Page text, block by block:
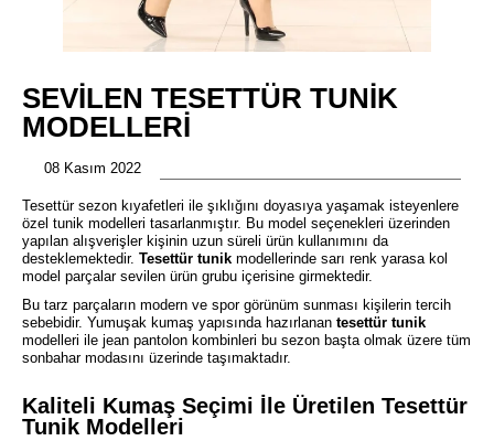
SEVILEN TESETTÜR TUNIK
MODELLERI
08 Kasım 2022
Tesettür sezon kıyafetleri ile şıklığını doyasıya yaşamak isteyenlere
özel tunik modelleri tasarlanmıştır. Bu model seçenekleri üzerinden
yapılan alışverişler kişinin uzun süreli ürün kullanımını da
desteklemektedir. Tesettür tunik modellerinde sarı renk yarasa kol
model parçalar sevilen ürün grubu içerisine girmektedir.
Bu tarz parçaların modern ve spor görünüm sunması kişilerin tercih
sebebidir. Yumuşak kumaş yapısında hazırlanan tesettür tunik
modelleri ile jean pantolon kombinleri bu sezon başta olmak üzere tüm
sonbahar modasını üzerinde taşımaktadır.
Kaliteli Kumaş Seçimi İle Üretilen Tesettür
Tunik Modelleri